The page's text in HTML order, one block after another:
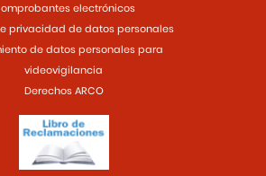
electrónicos
privacidad de datos personales
de datos personales para
videovigilancia
Derechos ARCO